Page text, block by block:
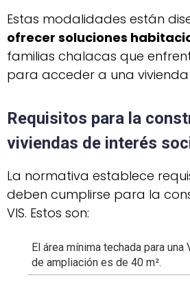
Estas modalidades están
ofrecer soluciones
familias chalacas que
para acceder a una
Requisitos para la
viviendas de interés
La normativa establece
deben cumplirse para la
VIS. Estos son:
El área mínima techada para
de ampliación es de 40 m².